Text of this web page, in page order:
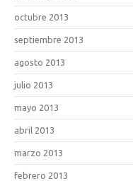
octubre 2013
septiembre 2013
agosto 2013
julio 2013
mayo 2013
abril 2013
marzo 2013
febrero 2013